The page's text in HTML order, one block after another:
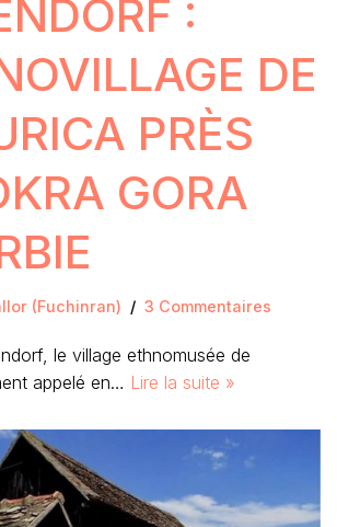
:
DE
PRÈS
GORA
(Fuchinran) 3 Commentaires
le village ethnomusée de
appelé en… Lire la suite »